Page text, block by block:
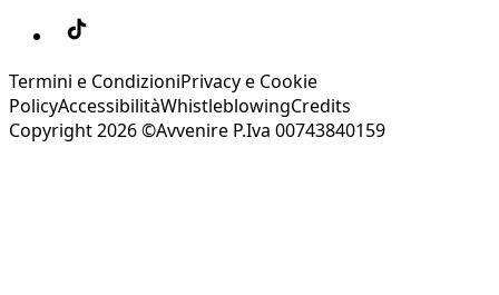
Termini e CondizioniPrivacy e Cookie
PolicyAccessibilitàWhistleblowingCredits
Copyright 2026 ©Avvenire P.Iva 00743840159